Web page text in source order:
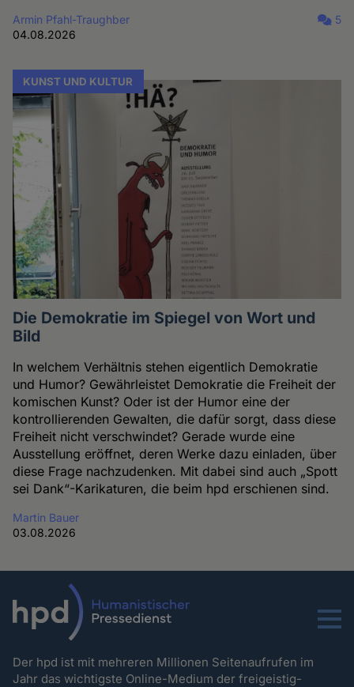
Armin Pfahl-Traughber
04.08.2026
5
KUNST UND KULTUR
Die Demokratie im Spiegel von Wort und
Bild
In welchem Verhältnis stehen eigentlich Demokratie
und Humor? Gewährleistet Demokratie die Freiheit der
komischen Kunst? Oder ist der Humor eine der
kontrollierenden Gewalten, die dafür sorgt, dass diese
Freiheit nicht verschwindet? Gerade wurde eine
Ausstellung eröffnet, deren Werke dazu einladen, über
diese Frage nachzudenken. Mit dabei sind auch „Spott
sei Dank“-Karikaturen, die beim hpd erschienen sind.
Martin Bauer
03.08.2026
Menu
Der hpd ist mit mehreren Millionen Seitenaufrufen im
Jahr das wichtigste Online-Medium der freigeistig-